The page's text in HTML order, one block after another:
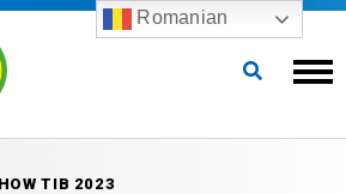
TIB 2023
Romanian